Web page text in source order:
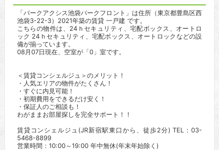
「パークアクシス池袋パークフロント」は住所（東京都豊島区西
池袋3-22-3）2021年築の賃貸 一戸建 です。
こちらの物件は、24ｈセキュリティ、宅配ボックス、オートロ
ック 24ｈセキュリティ、宅配ボックス、オートロックなどの設
備が揃っています。
08月07日現在、空室が「0」室です。
＜賃貸コンシェルジュ＞のメリット！
・人気エリアの物件がたくさん！
・すぐに内見可能！
・初期費用をできるだけ安く！
・保証人のご相談も！
わがままお部屋探しを完全サポート！！
賃貸コンシェルジュ(JR新宿駅東口から、徒歩2分) TEL：03-
5468-8899
営業時間：10:00～19:00 年中無休(年末年始除く)